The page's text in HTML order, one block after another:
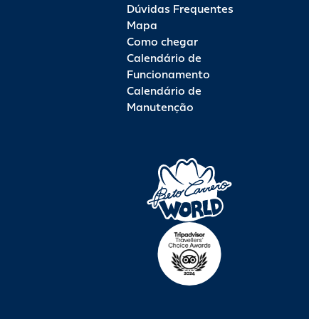
Dúvidas Frequentes
Mapa
Como chegar
Calendário de
Funcionamento
Calendário de
Manutenção